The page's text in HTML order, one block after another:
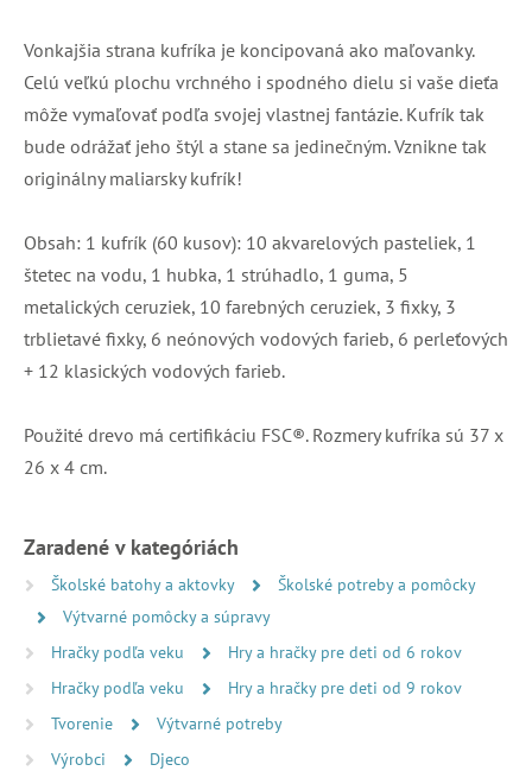
Vonkajšia strana kufríka je koncipovaná ako maľovanky.
Celú veľkú plochu vrchného i spodného dielu si vaše dieťa
môže vymaľovať podľa svojej vlastnej fantázie. Kufrík tak
bude odrážať jeho štýl a stane sa jedinečným. Vznikne tak
originálny maliarsky kufrík!
Obsah: 1 kufrík (60 kusov): 10 akvarelových pasteliek, 1
štetec na vodu, 1 hubka, 1 strúhadlo, 1 guma, 5
metalických ceruziek, 10 farebných ceruziek, 3 fixky, 3
trblietavé fixky, 6 neónových vodových farieb, 6 perleťových
+ 12 klasických vodových farieb.
Použité drevo má certifikáciu FSC®. Rozmery kufríka sú 37 x
26 x 4 cm.
Zaradené v kategóriách
Školské batohy a aktovky
Školské potreby a pomôcky
Výtvarné pomôcky a súpravy
Hračky podľa veku
Hry a hračky pre deti od 6 rokov
Hračky podľa veku
Hry a hračky pre deti od 9 rokov
Tvorenie
Výtvarné potreby
Výrobci
Djeco